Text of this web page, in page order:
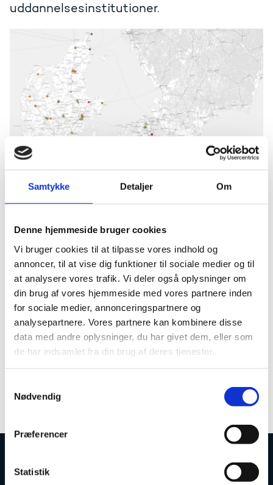
Samtykke Detaljer Om
Denne hjemmeside bruger cookies
Vi bruger cookies til at tilpasse vores indhold og
annoncer, til at vise dig funktioner til sociale medier og til
at analysere vores trafik. Vi deler også oplysninger om
din brug af vores hjemmeside med vores partnere inden
for sociale medier, annonceringspartnere og
analysepartnere. Vores partnere kan kombinere disse
data med andre oplysninger, du har givet dem, eller som
de har indsamlet fra din brug af deres tjenester.
Nødvendig
Præferencer
Statistik
uddannelsesinstitutioner.
Læs mere om de videregående
Forskningsministeriets område:
Universiteter
Kunstneriske uddannelsesinstitutioner
Professionshøjskoler
Erhvervsakademier
Maritime uddannelsesinstitutioner
Uddannelses- og Forskningsstyrelsen